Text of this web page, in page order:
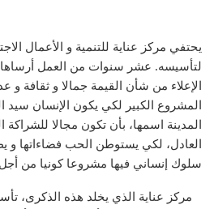
يحتفي مركز عناية للتنمية و الأعمال
لتأسيسه. عشر سنوات من العمل
الإعلاء من شأن القيمة جمالا و ثقافة و
المشروع الكبير لكي يكون الإنسان سيد
المدينة اسمها، بأن تكون مجالا للشراكة
العادل، لكي يستوطن الحب فضاءاتها و
سلوك إنساني فيها مشروعا كونيا من
مركز عناية الذي يخلد هذه الذكرى،